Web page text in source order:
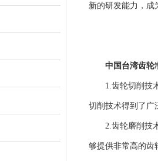
新的研发能力，成
中国台湾齿轮
1.齿轮切削技术
切削技术得到了广
2.齿轮磨削技术
够提供非常高的齿